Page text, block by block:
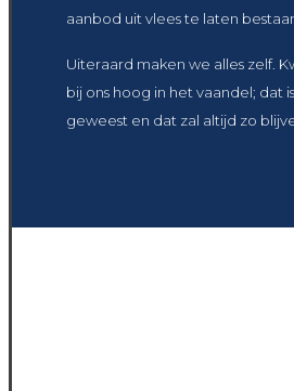
aanbod uit vlees te laten
Uiteraard maken we alles zelf.
bij ons hoog in het vaandel; dat
geweest en dat zal altijd zo